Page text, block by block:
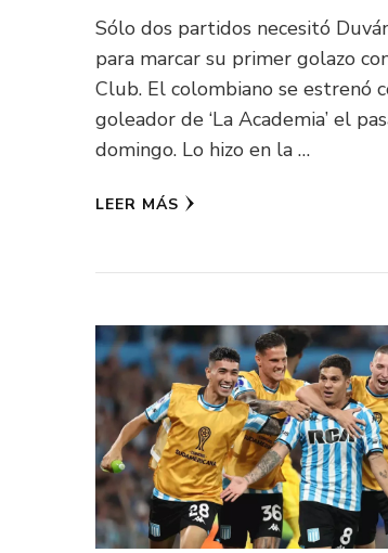
Sólo dos partidos necesitó
para marcar su primer golazo
Club. El colombiano se estrenó
goleador de ‘La Academia’ el
domingo. Lo hizo en la …
LEER MÁS